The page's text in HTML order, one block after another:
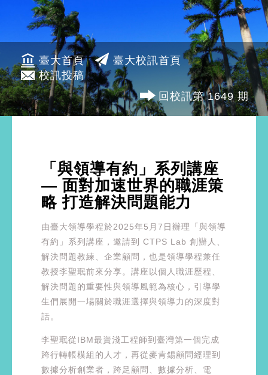
臺大首頁
臺大校訊首頁
校訊投稿
回校訊第 1649 期
「與領導有約」系列講座
— 面對加速世界的職涯策
略 打造解決問題能力
由臺大領導學程於2025年5月7日辦理「與領導
有約」系列講座，邀請到 CTPS Lab 創辦人、
解決問題教練、企業顧問，也是領導學程兼任
教授李聖珉前來分享。講座以個人職涯歷程、
解決問題的重要性與領導風範為核心，引導學
生們展開一場關於職涯選擇與領導力的深度對
話。
李聖珉從IBM最資淺工程師到臺灣第一個完成
跨行轉帳模組的人才，再從麥肯錫顧問經理到
數據分析創業者，跨足顧問、數據分析、電